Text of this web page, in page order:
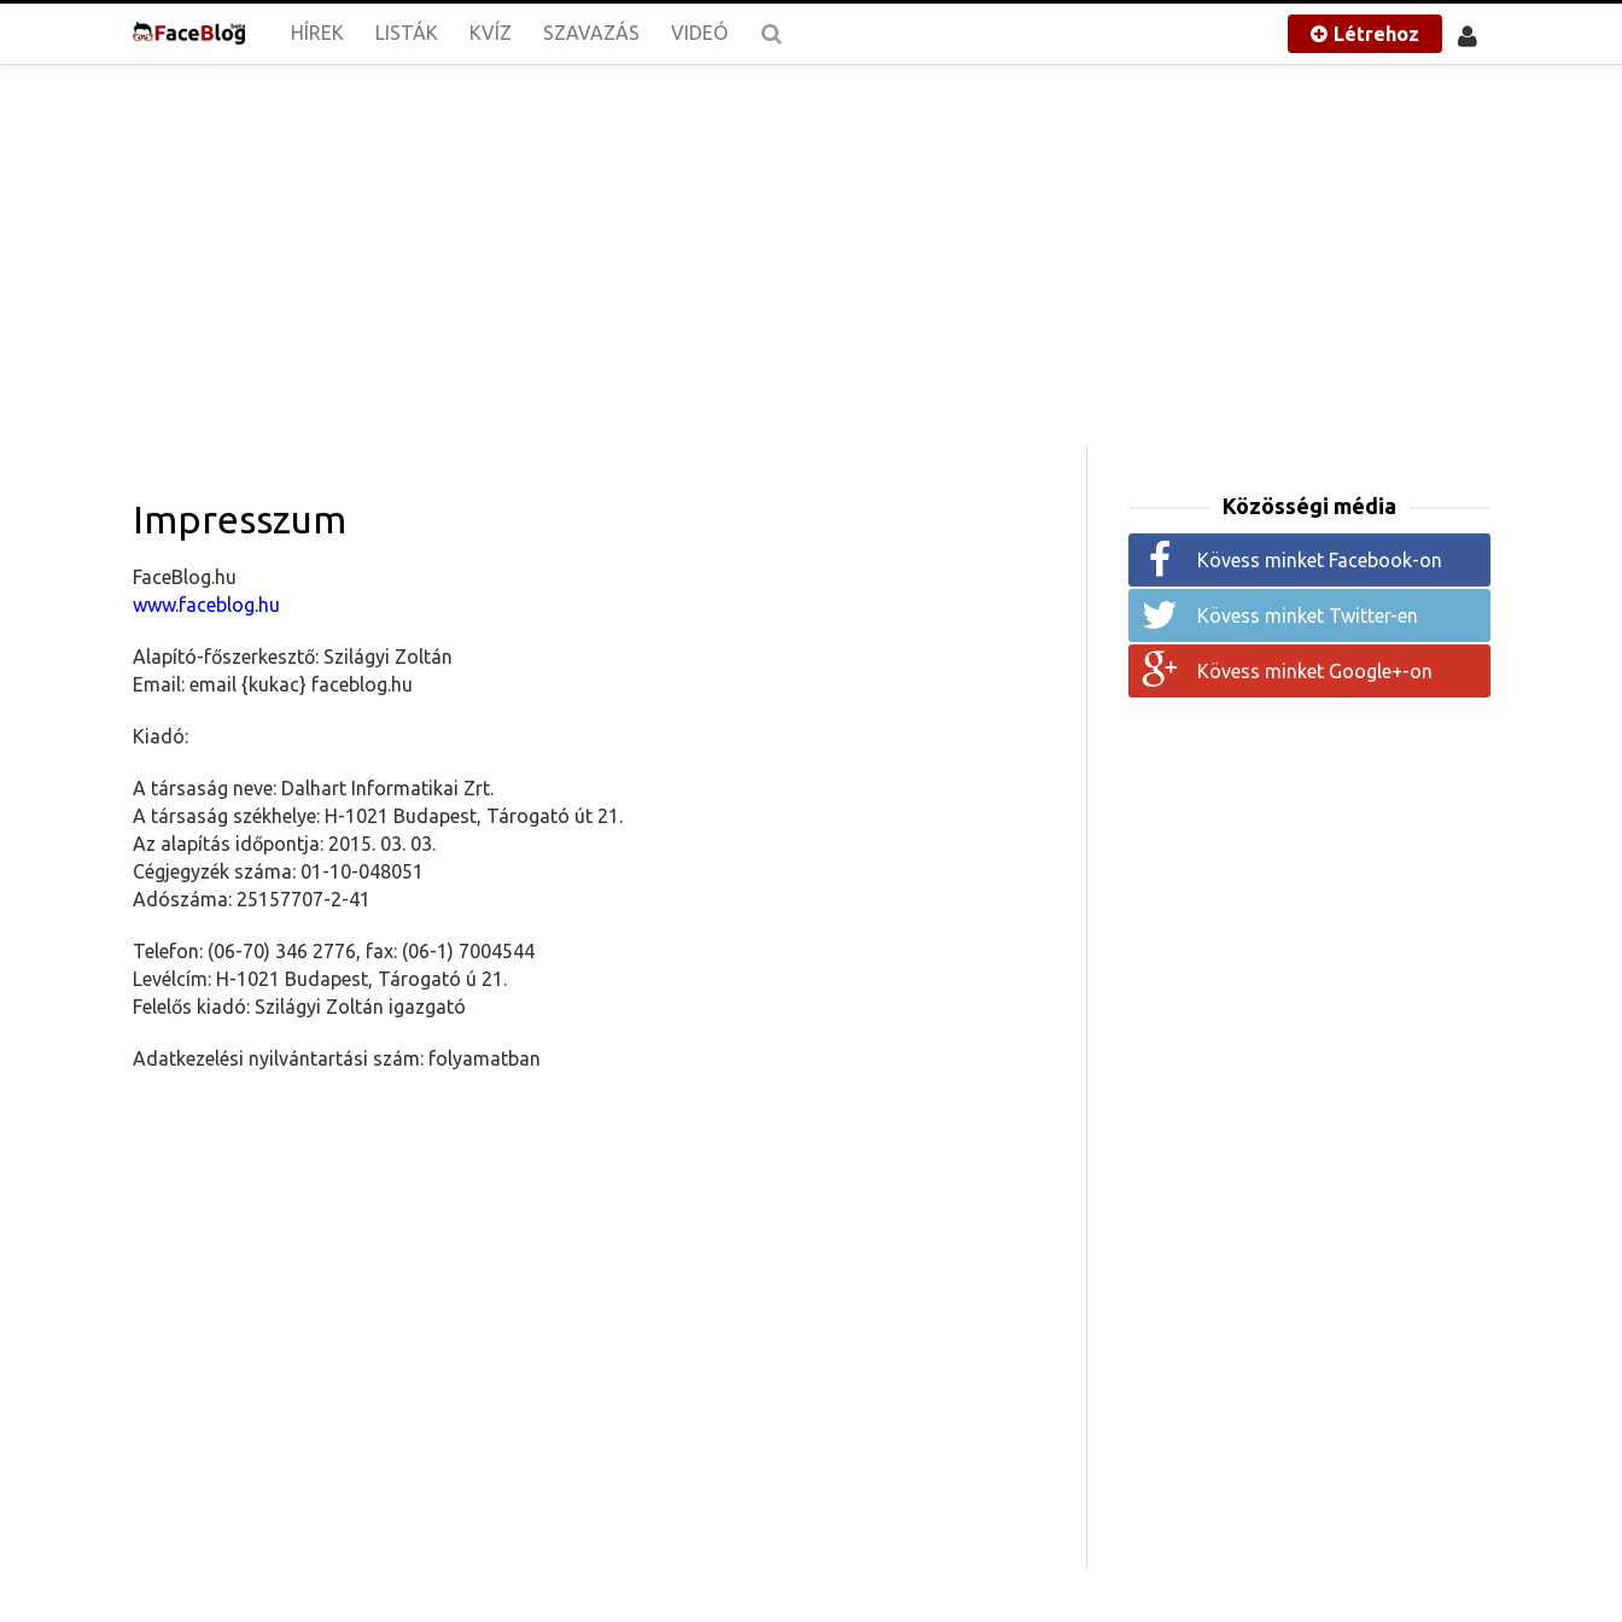
HÍREK LISTÁK KVÍZ SZAVAZÁS VIDEÓ Létrehoz
Impresszum
FaceBlog.hu
www.faceblog.hu
Alapító-főszerkesztő:Szilágyi Zoltán
Email:email {kukac} faceblog.hu
Kiadó:
A társaság neve: Dalhart Informatikai Zrt.
A társaság székhelye: H-1021 Budapest, Tárogató út 21.
Az alapítás időpontja: 2015. 03. 03.
Cégjegyzék száma: 01-10-048051
Adószáma: 25157707-2-41
Telefon: (06-70) 346 2776, fax: (06-1) 7004544
Levélcím: H-1021 Budapest, Tárogató ú 21.
Felelős kiadó: Szilágyi Zoltán igazgató
Adatkezelési nyilvántartási szám:folyamatban
Közösségi média
Kövess minket Facebook-on
Kövess minket Twitter-en
Kövess minket Google+-on